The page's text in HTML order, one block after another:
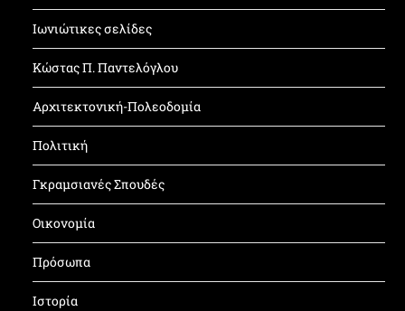
Ιωνιώτικες σελίδες
Κώστας Π. Παντελόγλου
Αρχιτεκτονική-Πολεοδομία
Πολιτική
Γκραμσιανές Σπουδές
Οικονομία
Πρόσωπα
Ιστορία